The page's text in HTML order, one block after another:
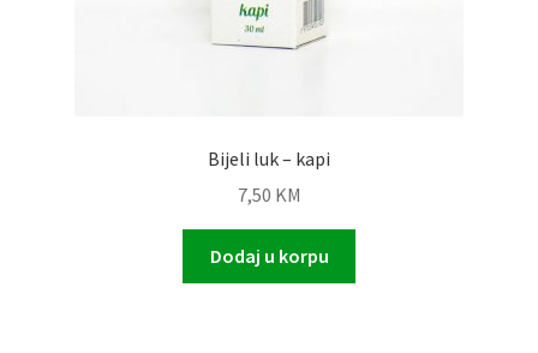
Bijeli luk – kapi
7,50 KM
Dodaj u korpu